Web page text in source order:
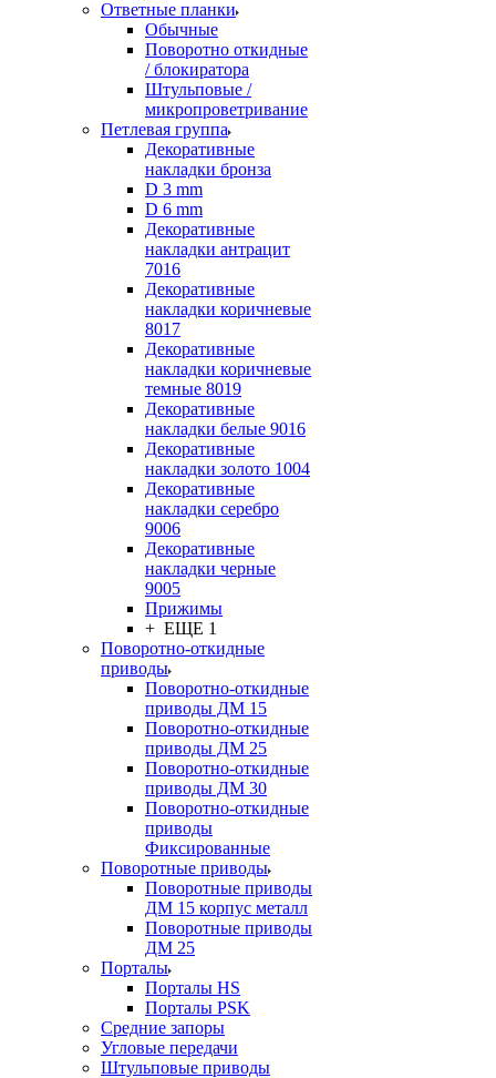
Ответные планки
Обычные
Поворотно откидные
/ блокиратора
Штульповые /
микропроветривание
Петлевая группа
Декоративные
накладки бронза
D 3 mm
D 6 mm
Декоративные
накладки антрацит
7016
Декоративные
накладки коричневые
8017
Декоративные
накладки коричневые
темные 8019
Декоративные
накладки белые 9016
Декоративные
накладки золото 1004
Декоративные
накладки серебро
9006
Декоративные
накладки черные
9005
Прижимы
+ ЕЩЕ 1
Поворотно-откидные
приводы
Поворотно-откидные
приводы ДМ 15
Поворотно-откидные
приводы ДМ 25
Поворотно-откидные
приводы ДМ 30
Поворотно-откидные
приводы
Фиксированные
Поворотные приводы
Поворотные приводы
ДМ 15 корпус металл
Поворотные приводы
ДМ 25
Порталы
Порталы HS
Порталы PSK
Средние запоры
Угловые передачи
Штульповые приводы